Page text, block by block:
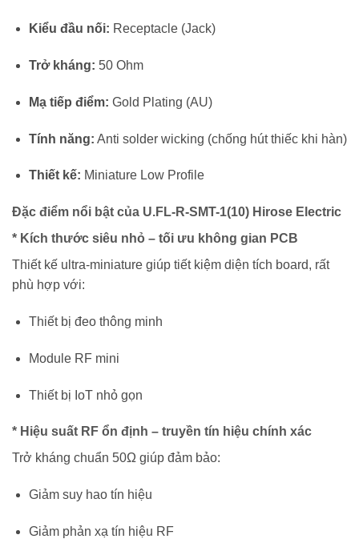
Kiểu đầu nối: Receptacle (Jack)
Trở kháng: 50 Ohm
Mạ tiếp điểm: Gold Plating (AU)
Tính năng: Anti solder wicking (chống hút thiếc khi hàn)
Thiết kế: Miniature Low Profile
Đặc điểm nổi bật của U.FL-R-SMT-1(10) Hirose Electric
* Kích thước siêu nhỏ – tối ưu không gian PCB
Thiết kế ultra-miniature giúp tiết kiệm diện tích board, rất
phù hợp với:
Thiết bị đeo thông minh
Module RF mini
Thiết bị IoT nhỏ gọn
* Hiệu suất RF ổn định – truyền tín hiệu chính xác
Trở kháng chuẩn 50Ω giúp đảm bảo:
Giảm suy hao tín hiệu
Giảm phản xạ tín hiệu RF